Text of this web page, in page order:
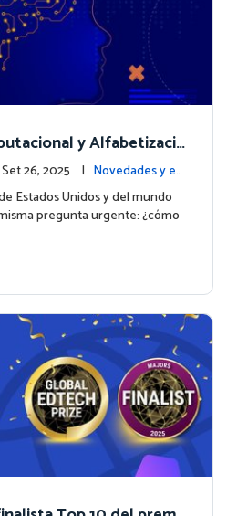
y Alfabetizaci
las Matemáticas debe
| Set 26, 2025 | Novedades y ev
Estados Unidos y del mundo
pregunta urgente: ¿cómo